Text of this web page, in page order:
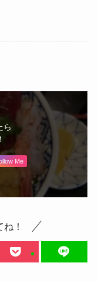
ら
Me
！